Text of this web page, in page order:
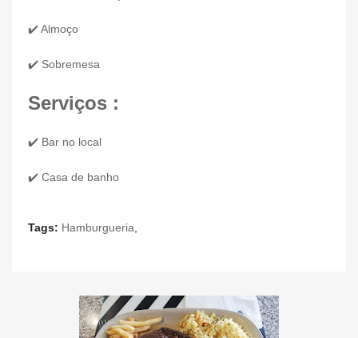
✔️ Almoço
✔️ Sobremesa
Serviços :
✔️ Bar no local
✔️ Casa de banho
Tags: Hamburgueria